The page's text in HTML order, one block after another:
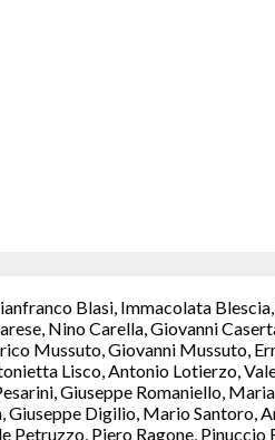
Blasi, Immacolata
Nino Carella, Giovanni
Mussuto, Giovanni Mussuto,
Lisco, Antonio Lotierzo,
Giuseppe Romaniello,
Digilio, Mario
Piero Ragone,